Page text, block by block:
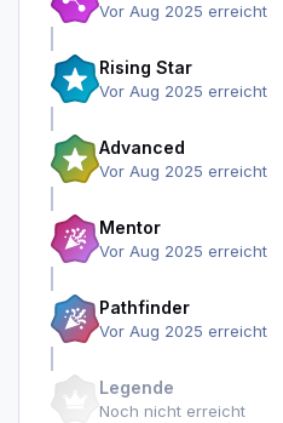
Vor Aug 2025 erreicht
Rising Star
Vor Aug 2025 erreicht
Advanced
Vor Aug 2025 erreicht
Mentor
Vor Aug 2025 erreicht
Pathfinder
Vor Aug 2025 erreicht
Legende
Noch nicht erreicht